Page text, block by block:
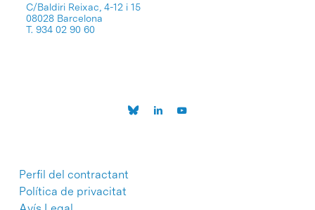
C/Baldiri Reixac, 4-12 i 15
08028 Barcelona
T. 934 02 90 60
Perfil del contractant
Política de privacitat